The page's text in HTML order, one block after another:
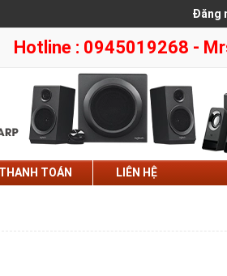
Đăng
Hotline : 0945019268 -
TOÁN LIÊN HỆ